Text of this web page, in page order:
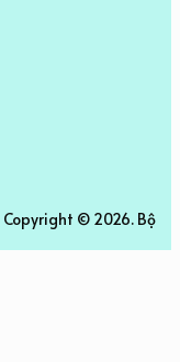
Copyright © 2026. Bộ